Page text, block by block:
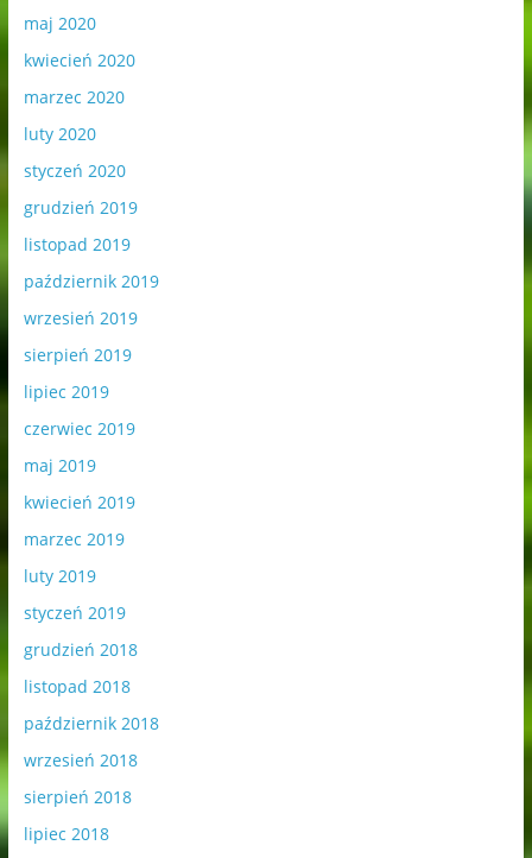
maj 2020
kwiecień 2020
marzec 2020
luty 2020
styczeń 2020
grudzień 2019
listopad 2019
październik 2019
wrzesień 2019
sierpień 2019
lipiec 2019
czerwiec 2019
maj 2019
kwiecień 2019
marzec 2019
luty 2019
styczeń 2019
grudzień 2018
listopad 2018
październik 2018
wrzesień 2018
sierpień 2018
lipiec 2018